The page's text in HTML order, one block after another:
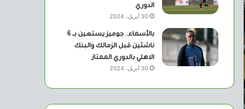
الدوري
30 أبريل، 2024
بالأسماء..جوميز يستعين بــ 6
ناشئين قبل الزمالك والبنك
الاهلي بالدوري الممتاز
30 أبريل، 2024